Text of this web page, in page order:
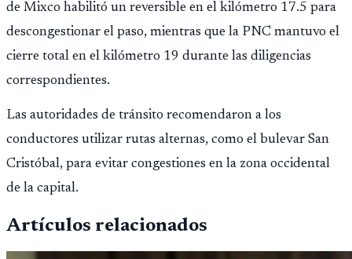
de Mixco habilitó un reversible en el kilómetro 17.5 para
descongestionar el paso, mientras que la PNC mantuvo el
cierre total en el kilómetro 19 durante las diligencias
correspondientes.
Las autoridades de tránsito recomendaron a los
conductores utilizar rutas alternas, como el bulevar San
Cristóbal, para evitar congestiones en la zona occidental
de la capital.
Artículos relacionados